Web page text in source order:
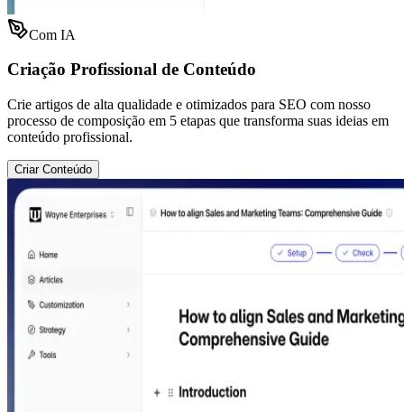
Com IA
Criação Profissional de Conteúdo
Crie artigos de alta qualidade e otimizados para SEO com nosso
processo de composição em 5 etapas que transforma suas ideias em
conteúdo profissional.
Criar Conteúdo